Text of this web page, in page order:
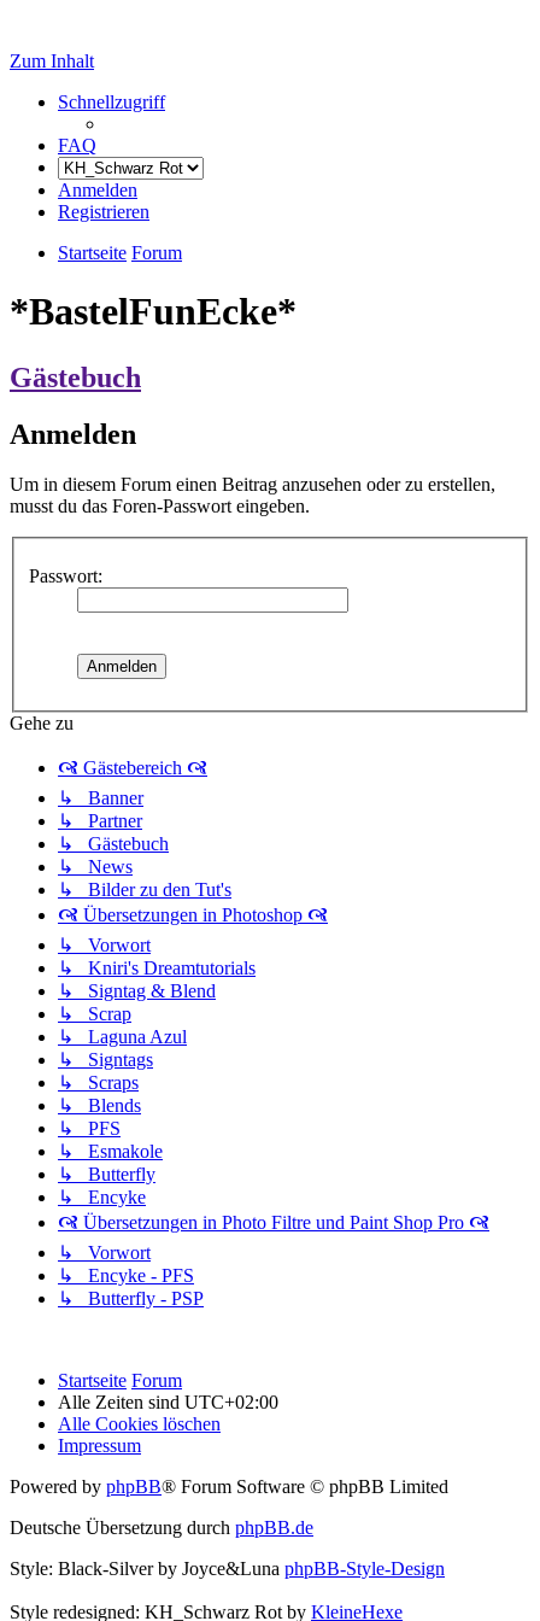
Zum Inhalt
Schnellzugriff
FAQ
Anmelden
Registrieren
Startseite Forum
*BastelFunEcke*
Gästebuch
Anmelden
Um in diesem Forum einen Beitrag anzusehen oder zu erstellen,
musst du das Foren-Passwort eingeben.
Passwort:
Gehe zu
🙧 Gästebereich 🙧
↳ Banner
↳ Partner
↳ Gästebuch
↳ News
↳ Bilder zu den Tut's
🙧 Übersetzungen in Photoshop 🙧
↳ Vorwort
↳ Kniri's Dreamtutorials
↳ Signtag & Blend
↳ Scrap
↳ Laguna Azul
↳ Signtags
↳ Scraps
↳ Blends
↳ PFS
↳ Esmakole
↳ Butterfly
↳ Encyke
🙧 Übersetzungen in Photo Filtre und Paint Shop Pro 🙧
↳ Vorwort
↳ Encyke - PFS
↳ Butterfly - PSP
Startseite Forum
Alle Zeiten sind UTC+02:00
Alle Cookies löschen
Impressum
Powered by phpBB® Forum Software © phpBB Limited
Deutsche Übersetzung durch phpBB.de
Style: Black-Silver by Joyce&Luna phpBB-Style-Design
Style redesigned: KH_Schwarz Rot by KleineHexe